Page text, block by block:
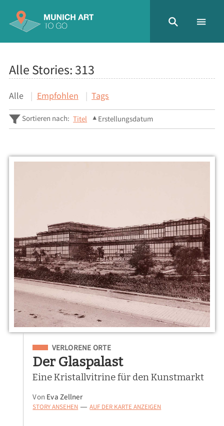
Alle Stories: 313
Alle Empfohlen Tags
Sortieren nach: Titel Erstellungsdatum
Eingeordnet unter
VERLORENE ORTE
Der Glaspalast
Eine Kristallvitrine für den Kunstmarkt
Von Eva Zellner
STORY ANSEHEN — AUF DER KARTE ANZEIGEN